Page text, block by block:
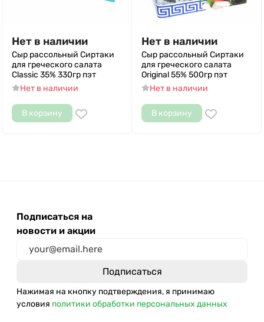
Нет в наличии
Сыр рассольный Сиртаки
для греческого салата
Classic 35% 330гр пэт
Нет в наличии
В корзину
Нет в наличии
Сыр рассольный Сиртаки
для греческого салата
Original 55% 500гр пэт
Нет в наличии
В корзину
Подписаться на
новости и акции
Нажимая на кнопку подтверждения, я принимаю
условия политики обработки персональных данных